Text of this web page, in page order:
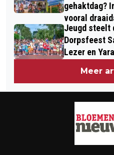
gehaktdag?
vooral
Jeugd steelt
Dorpsfeest
Lezer en
Meer